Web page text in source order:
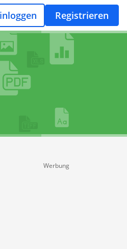
Registrieren
Werbung